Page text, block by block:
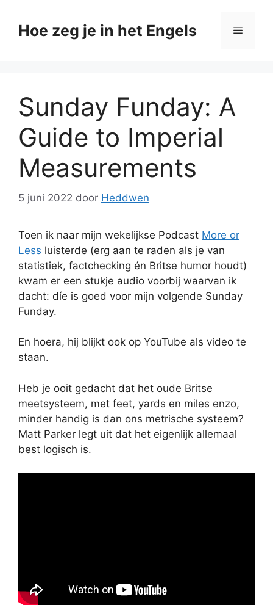
naarHoe zeg je in het Engels Menu
Sunday Funday: A
Guide to Imperial
Measurements
5 juni 2022 door Heddwen
Toen ik naar mijn wekelijkse Podcast More or
Less luisterde (erg aan te raden als je van
statistiek, factchecking én Britse humor houdt)
kwam er een stukje audio voorbij waarvan ik
dacht: díe is goed voor mijn volgende Sunday
Funday.
En hoera, hij blijkt ook op YouTube als video te
staan.
Heb je ooit gedacht dat het oude Britse
meetsysteem, met feet, yards en miles enzo,
minder handig is dan ons metrische systeem?
Matt Parker legt uit dat het eigenlijk allemaal
best logisch is.